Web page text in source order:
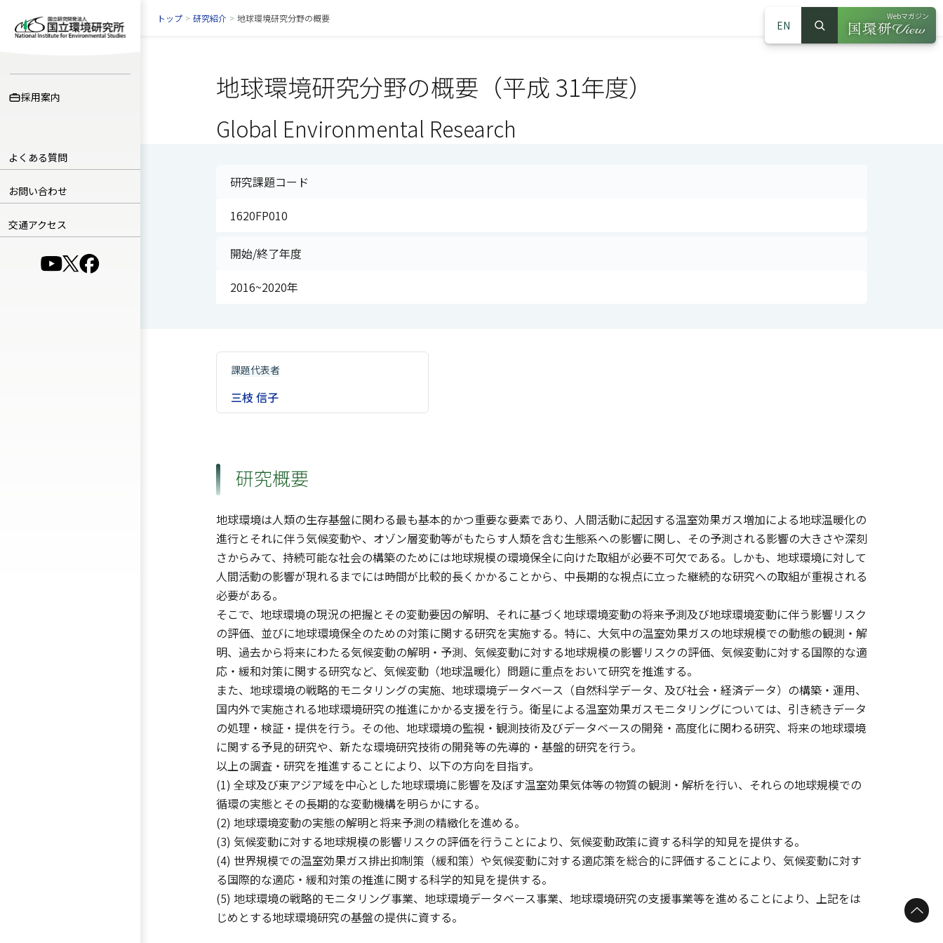
採用案内
よくある質問
お問い合わせ
交通アクセス
（別ウインドウで開きます）
（別ウインドウで開きます）
（別ウインドウで開きます）
EN
サイト内検索
検索
Webマガジン
（別ウインドウ
トップ > 研究紹介 > 地球環境研究分野の概要
地球環境研究分野の概要（平成 31年度）
Global Environmental Research
研究課題コード
1620FP010
開始/終了年度
2016~2020年
課題代表者
三枝 信子
研究概要
地球環境は人類の生存基盤に関わる最も基本的かつ重要な要素であり、人間活動に起因する温室効果ガス増加による地球温暖化の
進行とそれに伴う気候変動や、オゾン層変動等がもたらす人類を含む生態系への影響に関し、その予測される影響の大きさや深刻
さからみて、持続可能な社会の構築のためには地球規模の環境保全に向けた取組が必要不可欠である。しかも、地球環境に対して
人間活動の影響が現れるまでには時間が比較的長くかかることから、中長期的な視点に立った継続的な研究への取組が重視される
必要がある。
そこで、地球環境の現況の把握とその変動要因の解明、それに基づく地球環境変動の将来予測及び地球環境変動に伴う影響リスク
の評価、並びに地球環境保全のための対策に関する研究を実施する。特に、大気中の温室効果ガスの地球規模での動態の観測・解
明、過去から将来にわたる気候変動の解明・予測、気候変動に対する地球規模の影響リスクの評価、気候変動に対する国際的な適
応・緩和対策に関する研究など、気候変動（地球温暖化）問題に重点をおいて研究を推進する。
また、地球環境の戦略的モニタリングの実施、地球環境データベース（自然科学データ、及び社会・経済データ）の構築・運用、
国内外で実施される地球環境研究の推進にかかる支援を行う。衛星による温室効果ガスモニタリングについては、引き続きデータ
の処理・検証・提供を行う。その他、地球環境の監視・観測技術及びデータベースの開発・高度化に関わる研究、将来の地球環境
に関する予見的研究や、新たな環境研究技術の開発等の先導的・基盤的研究を行う。
以上の調査・研究を推進することにより、以下の方向を目指す。
(1) 全球及び東アジア域を中心とした地球環境に影響を及ぼす温室効果気体等の物質の観測・解析を行い、それらの地球規模での
循環の実態とその長期的な変動機構を明らかにする。
(2) 地球環境変動の実態の解明と将来予測の精緻化を進める。
(3) 気候変動に対する地球規模の影響リスクの評価を行うことにより、気候変動政策に資する科学的知見を提供する。
(4) 世界規模での温室効果ガス排出抑制策（緩和策）や気候変動に対する適応策を総合的に評価することにより、気候変動に対す
る国際的な適応・緩和対策の推進に関する科学的知見を提供する。
(5) 地球環境の戦略的モニタリング事業、地球環境データベース事業、地球環境研究の支援事業等を進めることにより、上記をは
じめとする地球環境研究の基盤の提供に資する。